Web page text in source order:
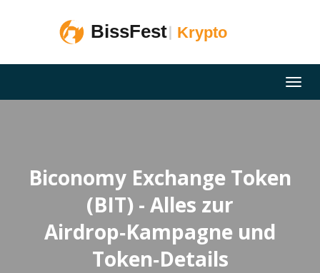
Biconomy Exchange Token
(BIT) - Alles zur
Airdrop‑Kampagne und
Token‑Details